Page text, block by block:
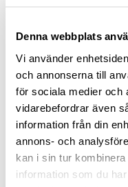
Denna webbplats
Vi använder
och annonserna till
för sociala medier och
vidarebefordrar även
information från din
annons- och
kan i sin tur
information som du
Jönköping huvudlager
Jönköping butik
Malmö butik
Stockholm butik
Snabba leveranser